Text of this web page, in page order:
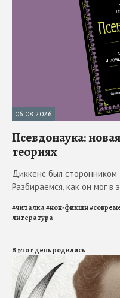
06.08.2026
Псевдонаука:
теориях
Диккенс был сторонником
Разбираемся, как он мог в
#читалка#нон-фикшн#
литература
В этот день родились